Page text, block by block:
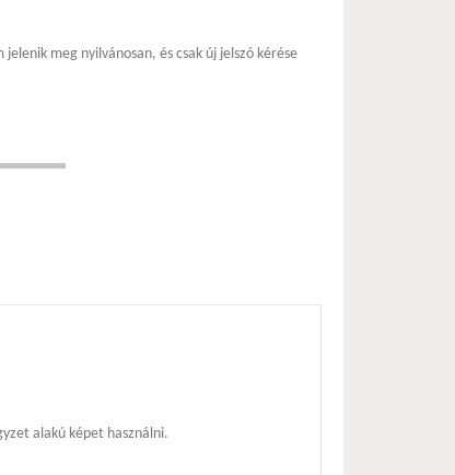
meg nyilvánosan, és csak új jelszó kérése
alakú képet használni.